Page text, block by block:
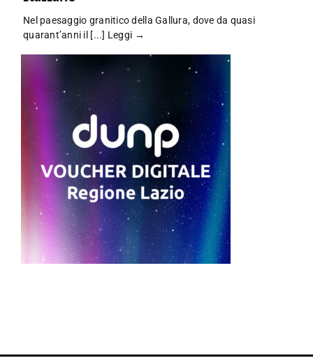
Nel paesaggio granitico della Gallura, dove da quasi
quarant’anni il [...] Leggi →